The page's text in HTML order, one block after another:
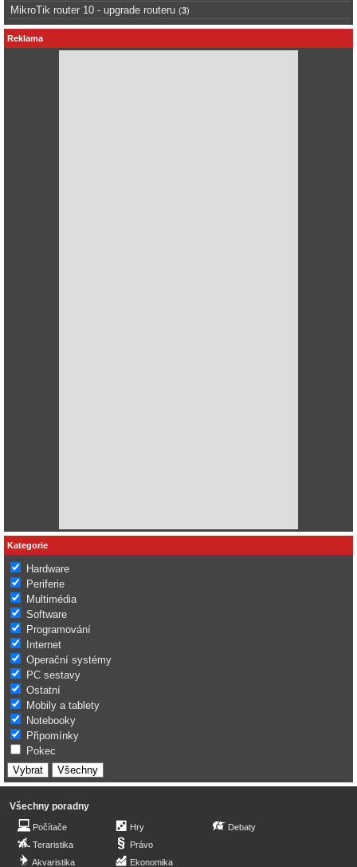
MikroTik router 10 - upgrade routeru (3)
Reklama
Kategorie
Hardware
Periferie
Multimédia
Software
Programování
Internet
Operační systémy
PC sestavy
Ostatní
Mobily a tablety
Notebooky
Připomínky
Pokec
Všechny poradny
Počítače
Teraristika
Akvaristika
Hry
Právo
Ekonomika
Debaty